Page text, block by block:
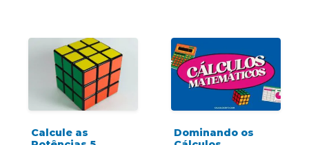
Calcule as
Dominando os